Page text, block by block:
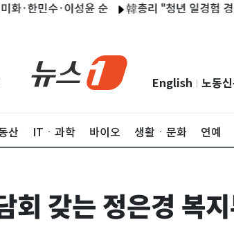
민수·이성윤 순 韓총리 "청년 일경험 경력
English 노동
산 ITㆍ과학 바이오 생활ㆍ문화 연예
회 갖는 정은경 복